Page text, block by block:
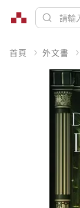
首頁 外文書